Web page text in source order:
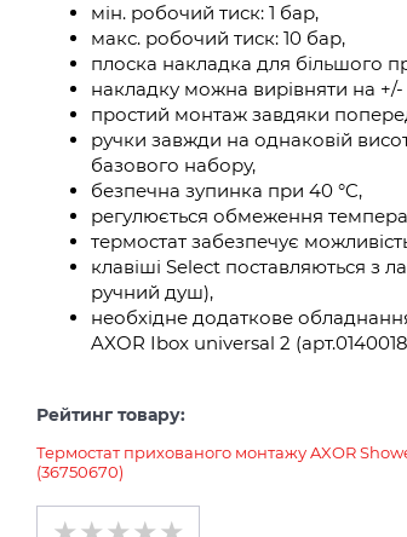
мін. робочий тиск: 1 бар,
макс. робочий тиск: 10 бар,
плоска накладка для більшого
накладку можна вирівняти на +/-
простий монтаж завдяки
ручки завжди на однаковій
базового набору,
безпечна зупинка при 40 °C,
регулюється обмеження
термостат забезпечує
клавіші Select поставляються з
ручний душ),
необхідне додаткове
AXOR Ibox universal 2
Рейтинг товару:
Термостат прихованого монтажу AXOR
(36750670)